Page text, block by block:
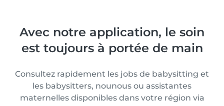
Avec notre application, le soin
est toujours à portée de main
Consultez rapidement les jobs de babysitting et
les babysitters, nounous ou assistantes
maternelles disponibles dans votre région via